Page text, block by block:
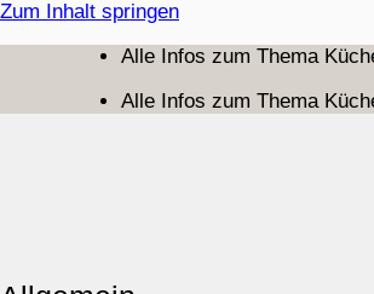
Zum Inhalt springen
Alle Infos zum Thema
Alle Infos zum Thema